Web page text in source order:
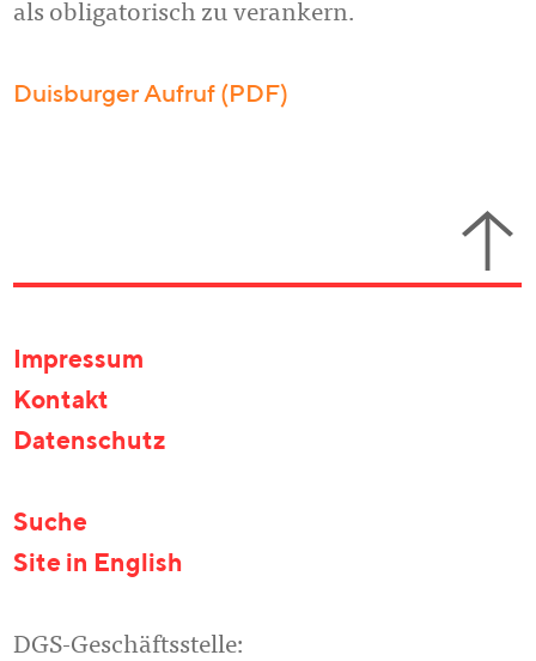
als obligatorisch zu verankern.
Duisburger Aufruf (PDF)
Impressum
Kontakt
Datenschutz
Suche
Site in English
DGS-Geschäftsstelle: